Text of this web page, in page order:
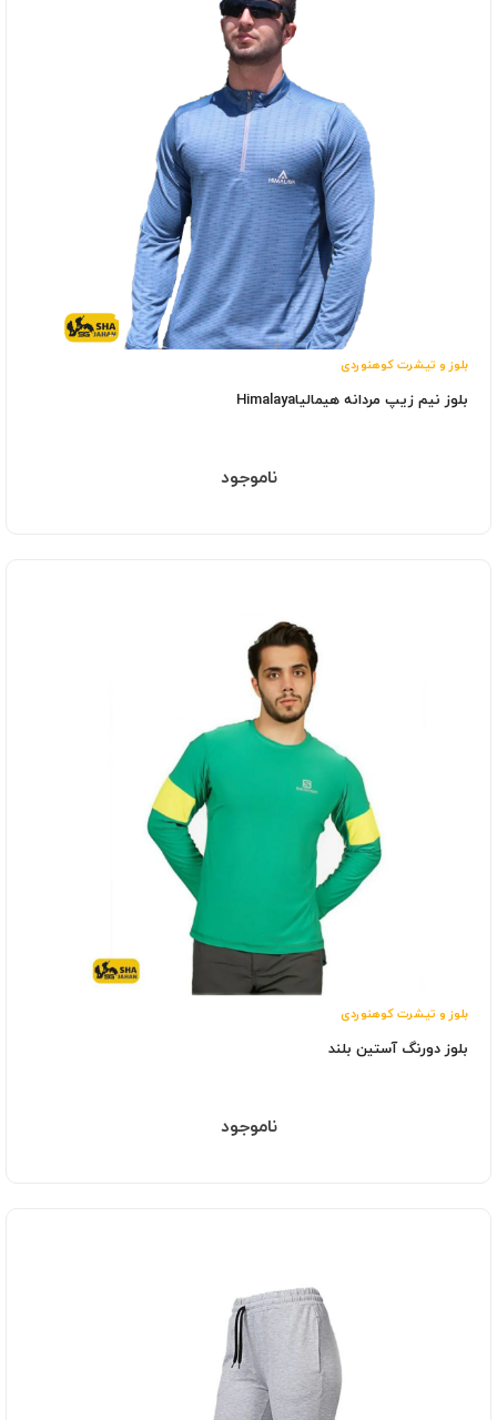
بلوز و تیشرت کوهنوردی
بلوز نيم زيپ مردانه هیمالیاHimalaya
ناموجود
بلوز و تیشرت کوهنوردی
بلوز دورنگ آستین بلند
ناموجود